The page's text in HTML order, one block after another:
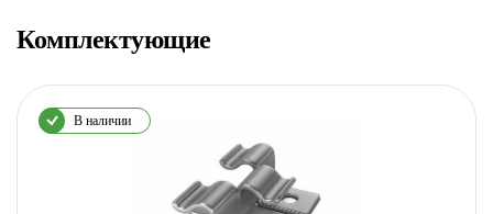
Комплектующие
В наличии